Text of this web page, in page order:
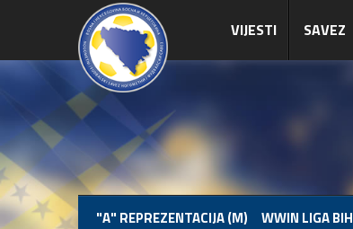
VIJESTI SAVEZ
"A" REPREZENTACIJA (M) WWIN LIGA BIH